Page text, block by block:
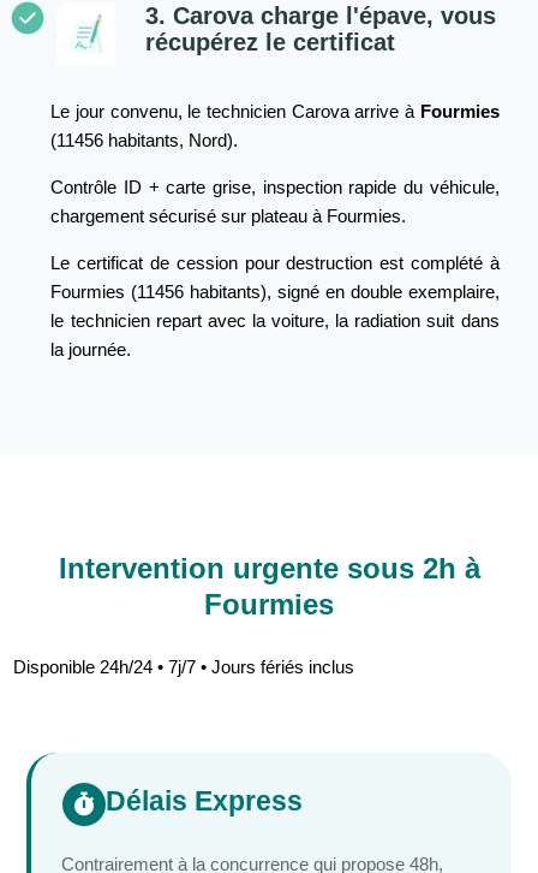
3. Carova charge l'épave, vous
récupérez le certificat
Le jour convenu, le technicien Carova arrive à Fourmies
(11456 habitants, Nord).
Contrôle ID + carte grise, inspection rapide du véhicule,
chargement sécurisé sur plateau à Fourmies.
Le certificat de cession pour destruction est complété à
Fourmies (11456 habitants), signé en double exemplaire,
le technicien repart avec la voiture, la radiation suit dans
la journée.
Intervention urgente sous 2h à
Fourmies
Disponible 24h/24 • 7j/7 • Jours fériés inclus
 Délais Express
Contrairement à la concurrence qui propose 48h,